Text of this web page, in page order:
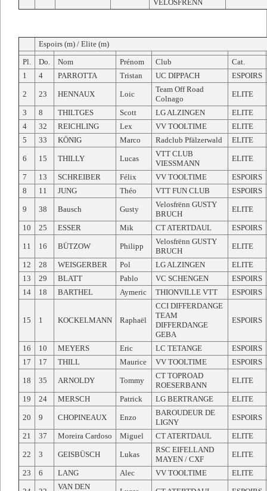
VELOSFRËNN
Espoirs (m) / Elite (m)
Pl.
Do. Nom Prénom Club
Cat.
1
4 PARROTTA Tristan UC DIPPACH ESPOIRS
2 23 HENNAUX Loic
Team Off Road
Colnago
ELITE
3 8 THILTGES Scott LG ALZINGEN
ELITE
4
32 REICHLING Lex VV TOOLTIME
ELITE
5
33 KÖNIG Marco Radclub Pfälzerwald ELITE
6 15 THILLY Lucas
VTT CLUB
VIESSMANN
ELITE
7 13 SCHREIBER Félix VV TOOLTIME
ESPOIRS
8
11 JUNG Théo VTT FUN CLUB ESPOIRS
9 38 Bausch Gusty
Velosfrënn GUSTY
BRUCH
ELITE
10 25 ESSER Mik CT ATERTDAUL ESPOIRS
11 16 BÜTZOW Philipp
Velosfrënn GUSTY
BRUCH
ELITE
12 28 WEISGERBER Pol LG ALZINGEN
ELITE
13
29 BLATT Pablo VC SCHENGEN
ESPOIRS
14
18 BARTHEL Aymeric THIONVILLE VTT ESPOIRS
15 1 KOCKELMANN Raphaël
CCI DIFFERDANGE
TEAM
DIFFERDANGE
GEBA
ESPOIRS
16 10 MEYERS Eric LC TETANGE
ESPOIRS
17
17 THILL Maurice VV TOOLTIME ESPOIRS
18 35 ARNOLDY Tommy
CT TOPROAD
ROESERBANN
ELITE
19 24 MERSCH Patrick LG BERTRANGE ELITE
20 9 CHOPINEAUX Enzo
BAROUDEUR DE
LIGNY
ESPOIRS
21 37 Moreira Cardoso Miguel CT ATERTDAUL ELITE
22 3 GEISBÜSCH Lukas
RSC EIFELLAND
MAYEN / CXF
ELITE
23 6 LANG Alec VV TOOLTIME ELITE
VAN DEN